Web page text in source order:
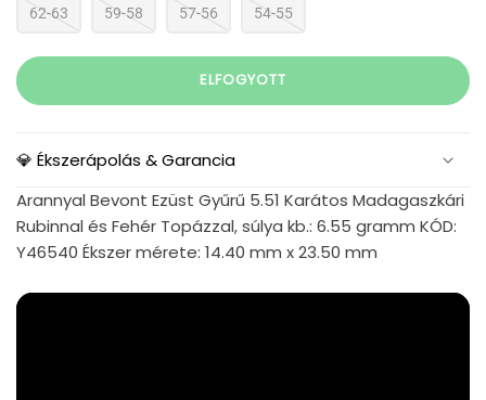
62-63 59-58 57-56 54-55
ELFOGYOTT
💎 Ékszerápolás & Garancia
Arannyal Bevont Ezüst Gyűrű 5.51 Karátos Madagaszkári
Rubinnal és Fehér Topázzal, súlya kb.: 6.55 gramm KÓD:
Y46540 Ékszer mérete: 14.40 mm x 23.50 mm